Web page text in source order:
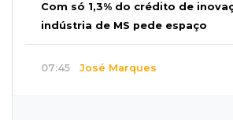
Com só 1,3% do crédito de
indústria de MS pede espaço
07:45 José Marques